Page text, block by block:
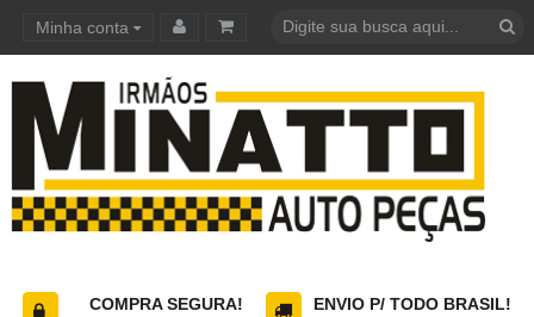
Minha conta
COMPRA SEGURA!
ENVIO P/ TODO BRASIL!